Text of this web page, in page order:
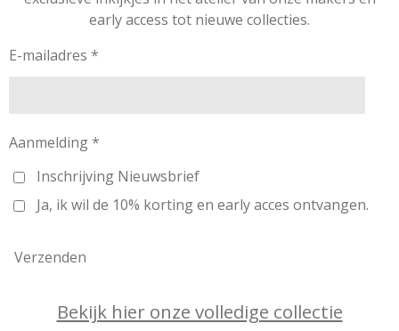
r
o
e
I
early access tot nieuwe collecties.
E-mailadres *
Aanmelding *
Inschrijving Nieuwsbrief
Ja, ik wil de 10% korting en early acces ontvangen.
Verzenden
Bekijk hier onze volledige collectie